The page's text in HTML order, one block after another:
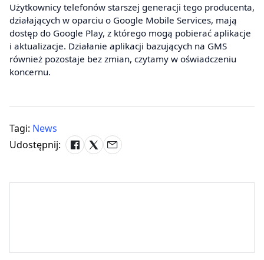
Użytkownicy telefonów starszej generacji tego producenta,
działających w oparciu o Google Mobile Services, mają
dostęp do Google Play, z którego mogą pobierać aplikacje
i aktualizacje. Działanie aplikacji bazujących na GMS
również pozostaje bez zmian, czytamy w oświadczeniu
koncernu.
Tagi: News
Udostępnij: